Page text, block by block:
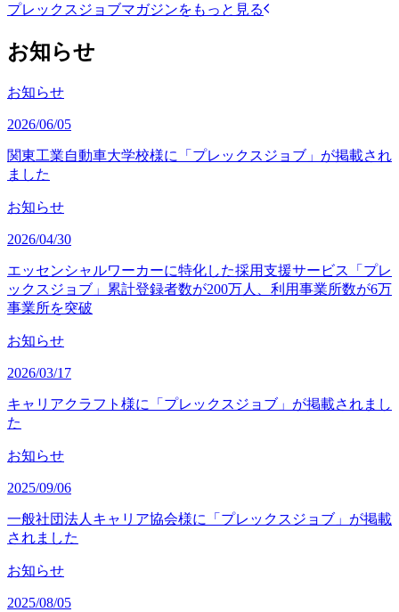
プレックスジョブマガジンをもっと見る
お知らせ
お知らせ
2026/06/05
関東工業自動車大学校様に「プレックスジョブ」が掲載され
ました
お知らせ
2026/04/30
エッセンシャルワーカーに特化した採用支援サービス「プレ
ックスジョブ」累計登録者数が200万人、利用事業所数が6万
事業所を突破
お知らせ
2026/03/17
キャリアクラフト様に「プレックスジョブ」が掲載されまし
た
お知らせ
2025/09/06
一般社団法人キャリア協会様に「プレックスジョブ」が掲載
されました
お知らせ
2025/08/05